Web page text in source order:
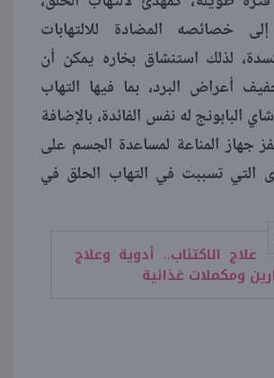
خصائصه المضادة للالتهابات
لذلك استنشاق بخاره يمكن أن
أعراض البرد، بما فيها التهاب
البابونج له نفس الفائدة، بالإضافة
جهاز المناعة لمساعدة الجسم على
التي تسببت في التهاب الحلق في
علاج الاكتئاب.. أدوية وعلاج
ومكملات غذائية